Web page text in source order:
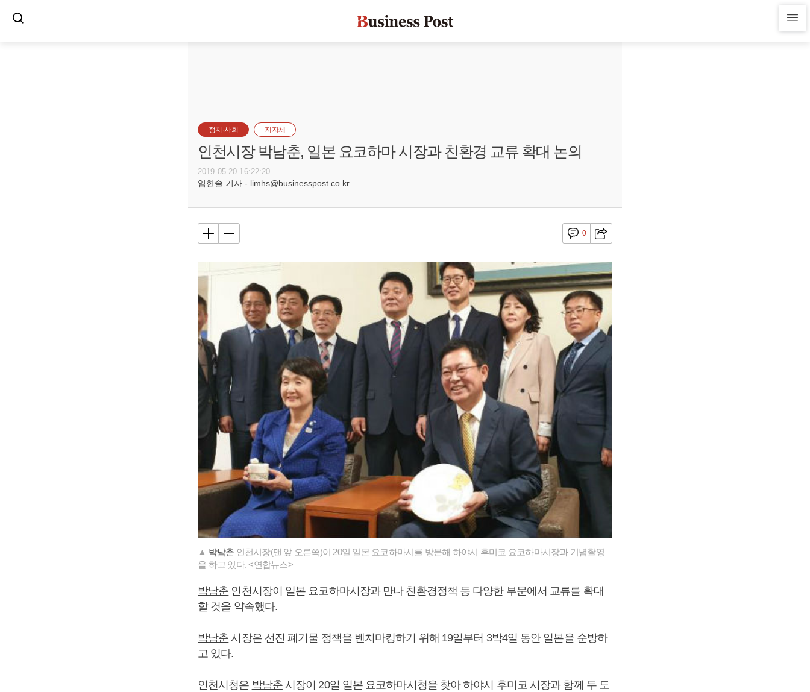
정치·사회 지자체
인천시장 박남춘, 일본 요코하마 시장과 친환경 교류 확대 논의
2019-05-20 16:22:20
임한솔 기자 - limhs@businesspost.co.kr
0
▲ 박남춘 인천시장(맨 앞 오른쪽)이 20일 일본 요코하마시를 방문해 하야시 후미코 요코하마시장과 기념촬영
을 하고 있다. <연합뉴스>
박남춘 인천시장이 일본 요코하마시장과 만나 친환경정책 등 다양한 부문에서 교류를 확대
할 것을 약속했다.
박남춘 시장은 선진 폐기물 정책을 벤치마킹하기 위해 19일부터 3박4일 동안 일본을 순방하
고 있다.
인천시청은 박남춘시장이 20일 일본 요코하마시청을 찾아 하야시 후미코 시장과 함께 두 도